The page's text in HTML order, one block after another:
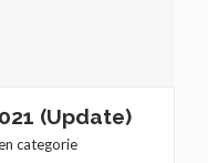
(Update)
categorie